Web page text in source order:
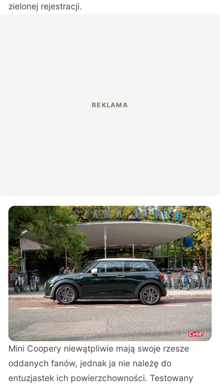
zielonej rejestracji.
Mini Coopery niewątpliwie mają swoje rzesze
oddanych fanów, jednak ja nie należę do
entuzjastek ich powierzchowności. Testowany